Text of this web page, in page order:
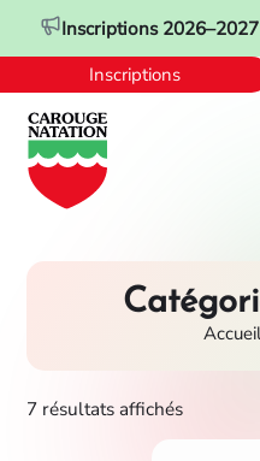
Inscriptions
Inscriptions
Accueil
7 résultats affichés
Panneau de gestion des cookies